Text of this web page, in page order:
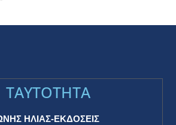
TAYTOTHTA
ΗΛΙΑΣ-ΕΚΔΟΣΕΙΣ